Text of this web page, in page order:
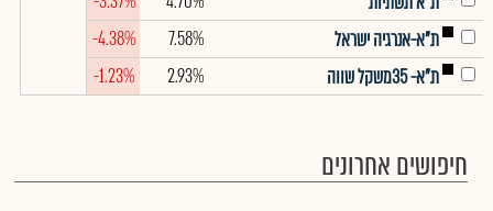
ת"א-אנרגיה ישראל
7.58%
-4.38%
ת"א- 35משקל שווה
2.93%
-1.23%
חיפושים אחרונים